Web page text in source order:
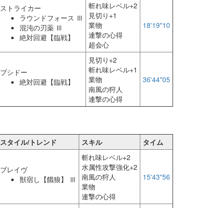
ストライカー
ラウンドフォース Ⅲ
混沌の刃薬 Ⅲ
絶対回避【臨戦】
斬れ味レベル+2
見切り+1
業物
連撃の心得
超会心
18'19"10
ブシドー
絶対回避【臨戦】
見切り+2
斬れ味レベル+1
業物
南風の狩人
連撃の心得
36'44"05
スタイル/トレンド スキル タイム
ブレイヴ
獣宿し【餓狼】 Ⅲ
斬れ味レベル+2
水属性攻撃強化+2
南風の狩人
業物
連撃の心得
15'43"56